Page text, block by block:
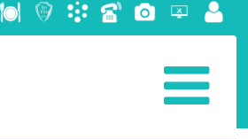
ŠtudentskýAkademický
TelefónnyFotogaléria
Helpdesk